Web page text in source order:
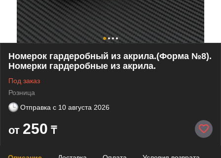
Номерок гардеробный из акрила.(Форма №8).
Номерки гардеробные из акрила.
Под заказ
Розница
Отправка с 10 августа 2026
от 250 ₸